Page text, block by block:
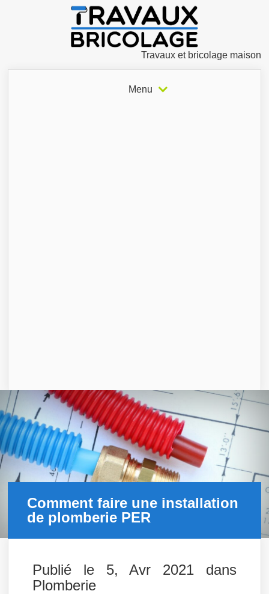
Travaux et bricolage maison
Menu
Comment faire une installation
de plomberie PER
Publié le 5, Avr 2021 dans
Plomberie